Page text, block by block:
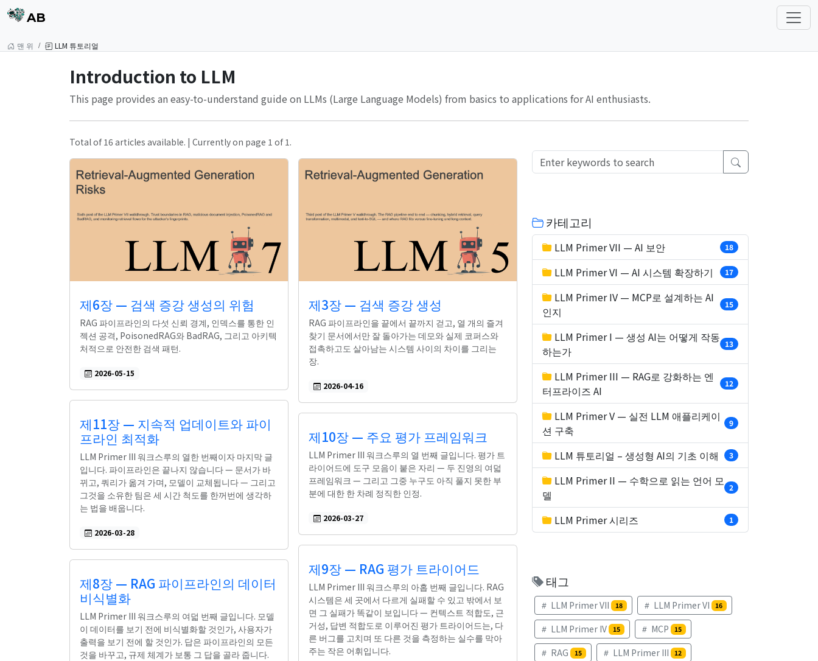
AB
맨 위 LLM 튜토리얼
Introduction to LLM
This page provides an easy-to-understand guide on LLMs (Large Language Models) from basics to applications for AI enthusiasts.
Total of 16 articles available. | Currently on page 1 of 1.
제6장 — 검색 증강 생성의 위험
RAG 파이프라인의 다섯 신뢰 경계, 인덱스를 통한 인
젝션 공격, PoisonedRAG와 BadRAG, 그리고 아키텍
처적으로 안전한 검색 패턴.
2026-05-15
제3장 — 검색 증강 생성
RAG 파이프라인을 끝에서 끝까지 걷고, 열 개의 즐겨
찾기 문서에서만 잘 돌아가는 데모와 실제 코퍼스와
접촉하고도 살아남는 시스템 사이의 차이를 그리는
장.
2026-04-16
제11장 — 지속적 업데이트와 파이
프라인 최적화
LLM Primer III 워크스루의 열한 번째이자 마지막 글
입니다. 파이프라인은 끝나지 않습니다 — 문서가 바
뀌고, 쿼리가 옮겨 가며, 모델이 교체됩니다 — 그리고
그것을 소유한 팀은 세 시간 척도를 한꺼번에 생각하
는 법을 배웁니다.
2026-03-28
제10장 — 주요 평가 프레임워크
LLM Primer III 워크스루의 열 번째 글입니다. 평가 트
라이어드에 도구 모음이 붙은 자리 — 두 진영의 여덟
프레임워크 — 그리고 그중 누구도 아직 풀지 못한 부
분에 대한 한 차례 정직한 인정.
2026-03-27
제9장 — RAG 평가 트라이어드
LLM Primer III 워크스루의 아홉 번째 글입니다. RAG
시스템은 세 곳에서 다르게 실패할 수 있고 밖에서 보
면 그 실패가 똑같이 보입니다 — 컨텍스트 적합도, 근
거성, 답변 적합도로 이루어진 평가 트라이어드는, 다
른 버그를 고치며 또 다른 것을 측정하는 실수를 막아
주는 작은 어휘입니다.
제8장 — RAG 파이프라인의 데이터
비식별화
LLM Primer III 워크스루의 여덟 번째 글입니다. 모델
이 데이터를 보기 전에 비식별화할 것인가, 사용자가
출력을 보기 전에 할 것인가. 답은 파이프라인의 모든
것을 바꾸고, 규제 체계가 보통 그 답을 골라 줍니다.
카테고리
LLM Primer VII — AI 보안 18
LLM Primer VI — AI 시스템 확장하기 17
LLM Primer IV — MCP로 설계하는 AI
인지
15
LLM Primer I — 생성 AI는 어떻게 작동
하는가
13
LLM Primer III — RAG로 강화하는 엔
터프라이즈 AI
12
LLM Primer V — 실전 LLM 애플리케이
션 구축
9
LLM 튜토리얼 – 생성형 AI의 기초 이해 3
LLM Primer II — 수학으로 읽는 언어 모
델
2
LLM Primer 시리즈 1
태그
LLM Primer VII 18 LLM Primer VI 16
LLM Primer IV 15 MCP 15
RAG 15 LLM Primer III 12